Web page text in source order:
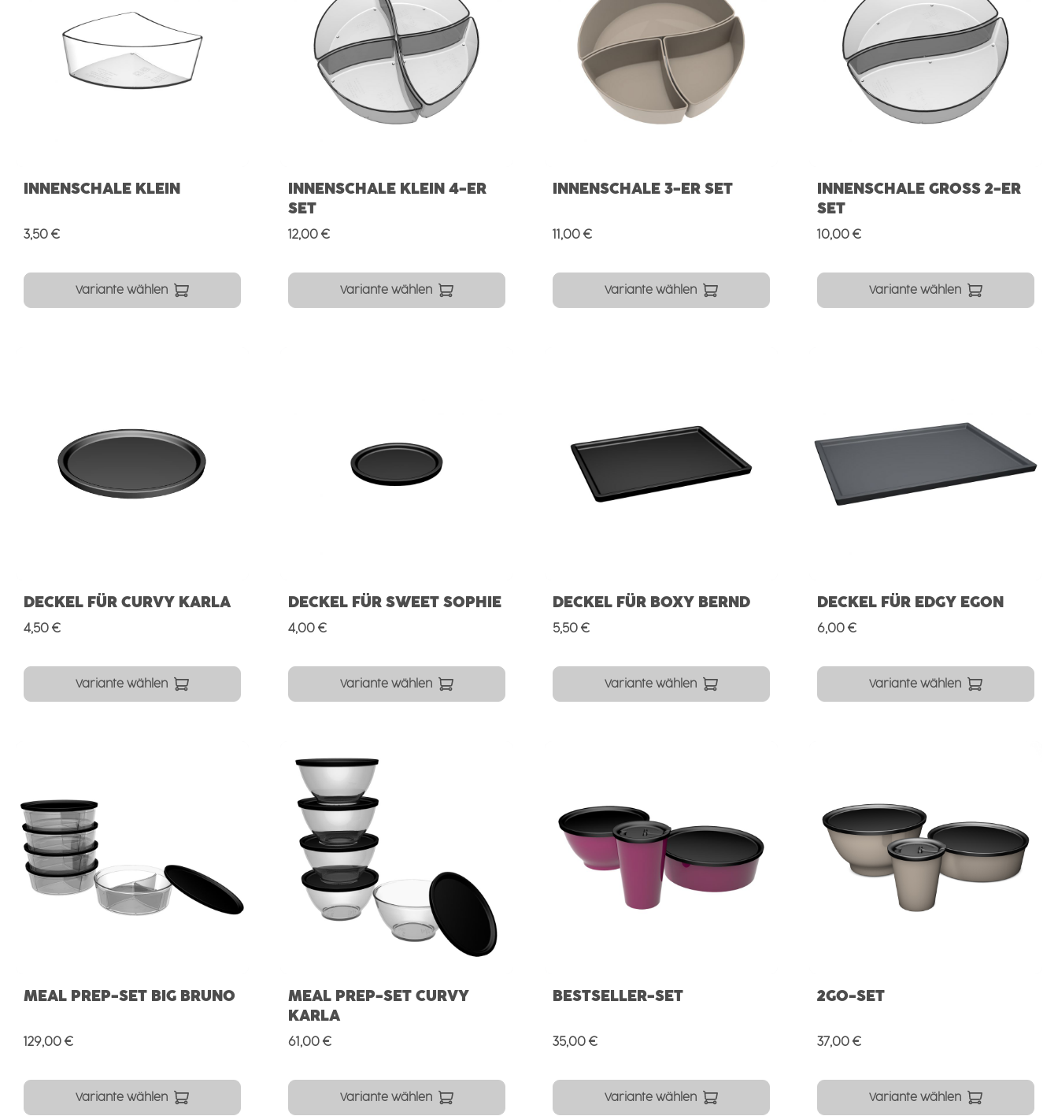
INNENSCHALE KLEIN
Regulärer Preis:
3,50 €
Variante wählen
INNENSCHALE KLEIN 4-ER
SET
Regulärer Preis:
12,00 €
Variante wählen
INNENSCHALE 3-ER SET
Regulärer Preis:
11,00 €
Variante wählen
INNENSCHALE GROSS 2-ER S
ET
Regulärer Preis:
10,00 €
Variante wählen
DECKEL FÜR CURVY KARLA
Regulärer Preis:
4,50 €
Variante wählen
DECKEL FÜR SWEET SOPHIE
Regulärer Preis:
4,00 €
Variante wählen
DECKEL FÜR BOXY BERND
Regulärer Preis:
5,50 €
Variante wählen
DECKEL FÜR EDGY EGON
Regulärer Preis:
6,00 €
Variante wählen
MEAL PREP-SET BIG BRUNO
Regulärer Preis:
129,00 €
Variante wählen
MEAL PREP-SET CURVY
KARLA
Regulärer Preis:
61,00 €
Variante wählen
BESTSELLER-SET
Regulärer Preis:
35,00 €
Variante wählen
2GO-SET
Regulärer Preis:
37,00 €
Variante wählen